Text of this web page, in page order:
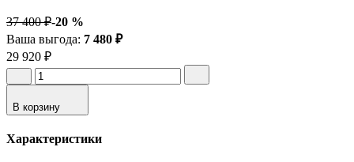
37 400 ₽-20 %
Ваша выгода: 7 480 ₽
29 920 ₽
В корзину
Характеристики